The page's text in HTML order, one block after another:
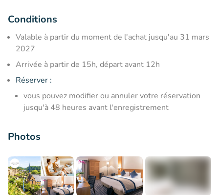
Conditions
Valable à partir du moment de l'achat jusqu'au 31 mars
2027
Arrivée à partir de 15h, départ avant 12h
Réserver :
vous pouvez modifier ou annuler votre réservation
jusqu'à 48 heures avant l'enregistrement
Photos